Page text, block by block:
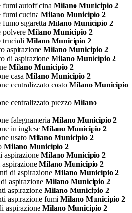
fumi autofficina Milano Municipio 2
fumi cucina Milano Municipio 2
fumo sigaretta Milano Municipio 2
polvere Milano Municipio 2
trucioli Milano Municipio 2
aspirazione Milano Municipio 2
di aspirazione Milano Municipio 2
Milano Municipio 2
casa Milano Municipio 2
centralizzato costo Milano Municipio
centralizzato prezzo Milano
falegnameria Milano Municipio 2
in inglese Milano Municipio 2
usato Milano Municipio 2
Milano Municipio 2
aspirazione Milano Municipio 2
Milano Municipio 2
di aspirazione Milano Municipio 2
aspirazione Milano Municipio 2
aspirazione Milano Municipio 2
aspirazione fumi Milano Municipio 2
aspirazione Milano Municipio 2